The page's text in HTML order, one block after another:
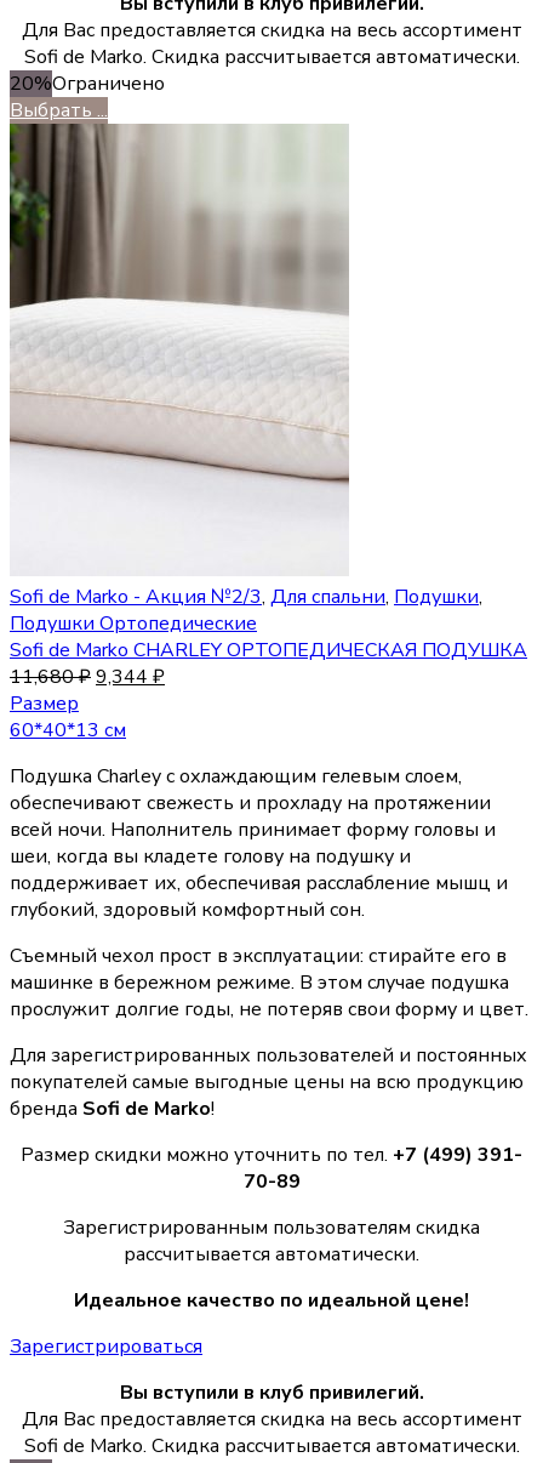
Для Вас предоставляется скидка на весь ассортимент
Sofi de Marko. Скидка рассчитывается автоматически.
20%Ограничено
Выбрать ...
Sofi de Marko - Акция №2/3, Для спальни, Подушки,
Подушки Ортопедические
Sofi de Marko CHARLEY ОРТОПЕДИЧЕСКАЯ ПОДУШКА
11,680₽9,344 ₽
Размер
60*40*13 см
Подушка Charley с охлаждающим гелевым слоем,
обеспечивают свежесть и прохладу на протяжении
всей ночи. Наполнитель принимает форму головы и
шеи, когда вы кладете голову на подушку и
поддерживает их, обеспечивая расслабление мышц и
глубокий, здоровый комфортный сон.
Съемный чехол прост в эксплуатации: стирайте его в
машинке в бережном режиме. В этом случае подушка
прослужит долгие годы, не потеряв свои форму и цвет.
Для зарегистрированных пользователей и постоянных
покупателей самые выгодные цены на всю продукцию
бренда Sofi de Marko!
Размер скидки можно уточнить по тел. +7 (499) 391-
70-89
Зарегистрированным пользователям скидка
рассчитывается автоматически.
Идеальное качество по идеальной цене!
Зарегистрироваться
Вы вступили в клуб привилегий.
Для Вас предоставляется скидка на весь ассортимент
Sofi de Marko. Скидка рассчитывается автоматически.